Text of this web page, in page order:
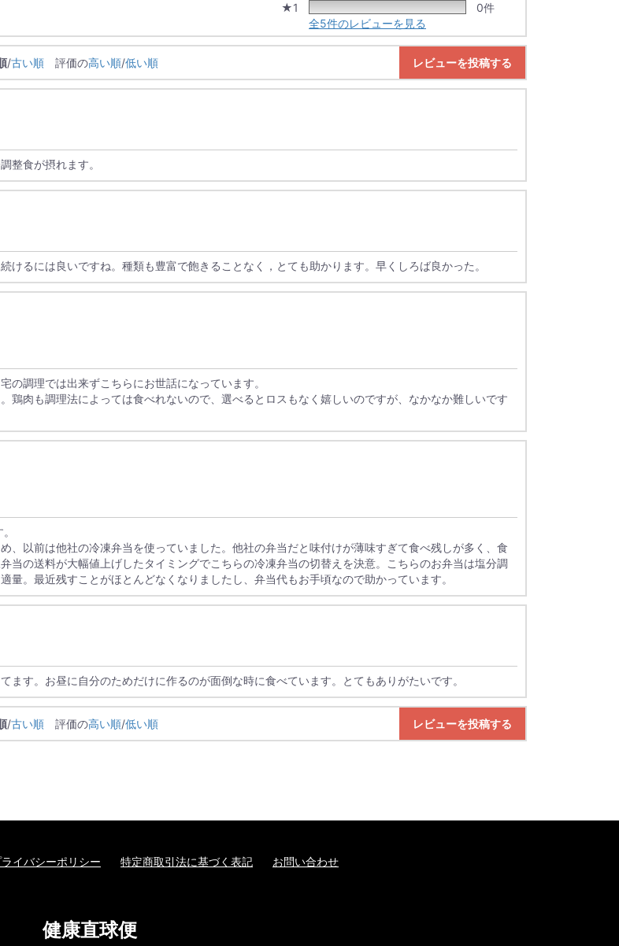
★1
0件
全5件のレビューを見る
/古い順 評価の高い順/低い順 レビューを投稿する
整食が摂れます。
るには良いですね。種類も豊富で飽きることなく，とても助かります。早くしろば良かった。
調理では出来ずこちらにお世話になっています。
鶏肉も調理法によっては食べれないので、選べるとロスもなく嬉しいのですが、なかなか難しいです
、以前は他社の冷凍弁当を使っていました。他社の弁当だと味付けが薄味すぎて食べ残しが多く、食
当の送料が大幅値上げしたタイミングでこちらの冷凍弁当の切替えを決意。こちらのお弁当は塩分調
。最近残すことがほとんどなくなりましたし、弁当代もお手頃なので助かっています。
す。お昼に自分のためだけに作るのが面倒な時に食べています。とてもありがたいです。
/古い順 評価の高い順/低い順 レビューを投稿する
ライバシーポリシー 特定商取引法に基づく表記 お問い合わせ
健康直球便